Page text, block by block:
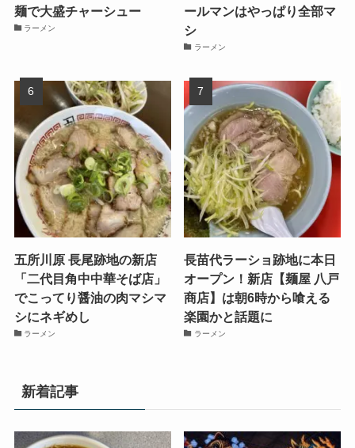
麺で大盛チャーシュー
ラーメン
ールマンはやっぱり全部マ
シ
ラーメン
五所川原 長尾跡地の新店
「二代目角中中華そば店」
でこってり醤油の肉マシマ
シにネギめし
ラーメン
長苗代ラーショ跡地に本日
オープン！新店【麺屋 八戸
商店】は朝6時から喰える
楽園かと話題に
ラーメン
新着記事